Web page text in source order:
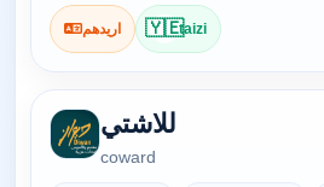
اريدهم 🇾🇪taizi
للاشتي
coward